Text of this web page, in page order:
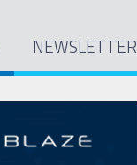
NEWSLETTER